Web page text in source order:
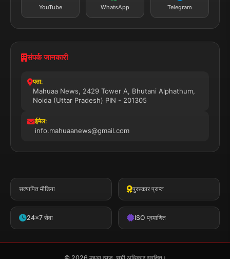
YouTube WhatsApp Telegram
संपर्क जानकारी
पता:
Mahuaa News, 2429 Tower A, Bhutani Alphathum,
Noida (Uttar Pradesh) PIN - 201305
ईमेल:
info.mahuaanews@gmail.com
सत्यापित मीडिया पुरस्कार प्राप्त
24x7 सेवा ISO प्रमाणित